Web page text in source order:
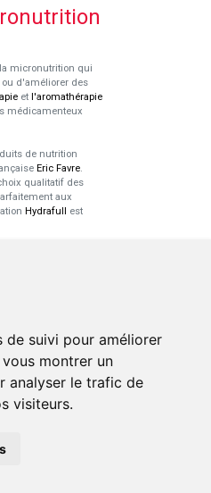
de suivi pour améliorer
montrer un
analyser le trafic de
visiteurs.
micronutrition qui
d'améliorer des
et l'aromathérapie
médicamenteux
de nutrition
Eric Favre.
qualitatif des
aux
Hydrafull est
sélectionner les
de façon